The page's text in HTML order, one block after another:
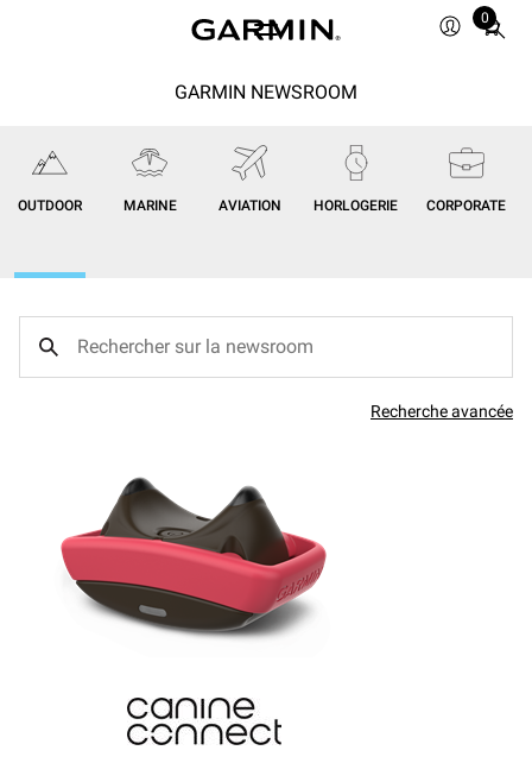
0
Total
GARMIN NEWSROOM
OUTDOOR MARINE AVIATION HORLOGERIE CORPORATE
Recherche avancée